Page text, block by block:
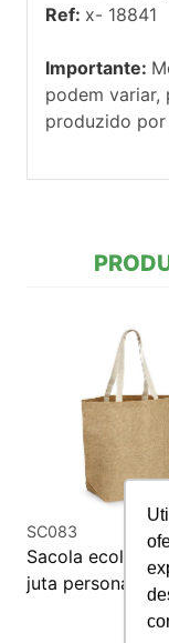
Ref: x- 18841
Importante:
podem variar,
produzido
SC083
Sacola
juta personalizada